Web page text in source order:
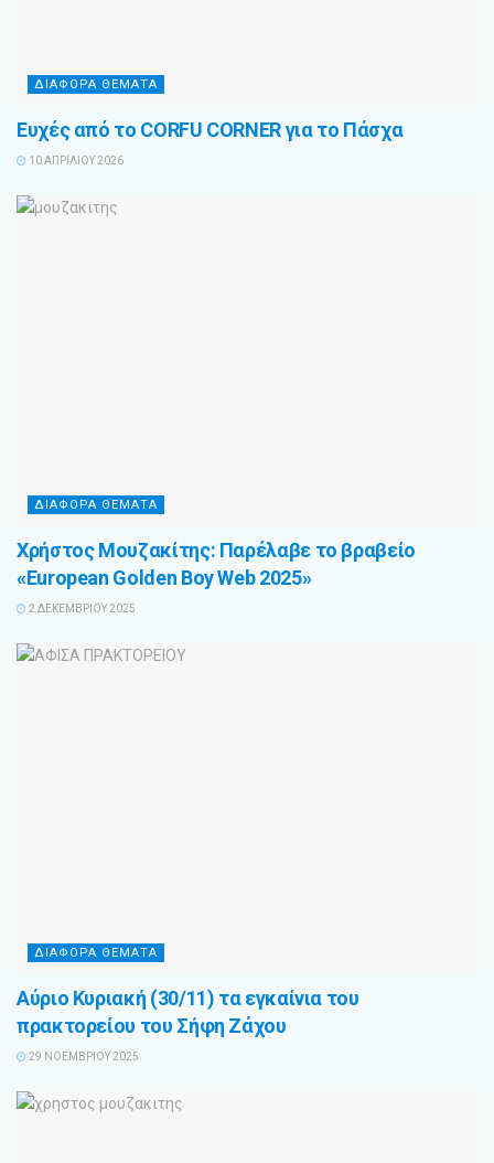
ΔΙΆΦΟΡΑ ΘΈΜΑΤΑ
Ευχές από το CORFU CORNER για το Πάσχα
10 ΑΠΡΙΛΊΟΥ 2026
ΔΙΆΦΟΡΑ ΘΈΜΑΤΑ
Χρήστος Μουζακίτης: Παρέλαβε το βραβείο
«European Golden Boy Web 2025»
2 ΔΕΚΕΜΒΡΊΟΥ 2025
ΔΙΆΦΟΡΑ ΘΈΜΑΤΑ
Αύριο Κυριακή (30/11) τα εγκαίνια του
πρακτορείου του Σήφη Ζάχου
29 ΝΟΕΜΒΡΊΟΥ 2025